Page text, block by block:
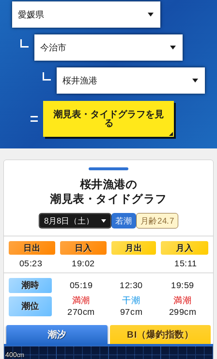
潮見表・タイドグラフを見
る
桜井漁港の
潮見表・タイドグラフ
若潮 月齢24.7
日出 日入 月出 月入
05:23 19:02 15:11
潮時 05:19 12:30 19:59
潮位
満潮 干潮
満潮
270cm
97cm 299cm
潮汐 BI（爆釣指数）
400